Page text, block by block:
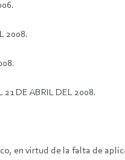
2008.
21 DE ABRIL DEL 2008.
en virtud de la falta de